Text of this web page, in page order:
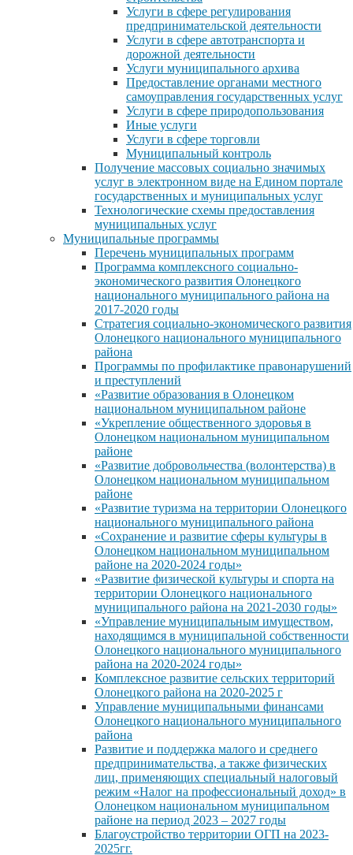
Услуги в сфере регулирования
предпринимательской деятельности
Услуги в сфере автотранспорта и
дорожной деятельности
Услуги муниципального архива
Предоставление органами местного
самоуправления государственных услуг
Услуги в сфере природопользования
Иные услуги
Услуги в сфере торговли
Муниципальный контроль
Получение массовых социально значимых
услуг в электронном виде на Едином портале
государственных и муниципальных услуг
Технологические схемы предоставления
муниципальных услуг
Муниципальные программы
Перечень муниципальных программ
Программа комплексного социально-
экономического развития Олонецкого
национального муниципального района на
2017-2020 годы
Стратегия социально-экономического развития
Олонецкого национального муниципального
района
Программы по профилактике правонарушений
и преступлений
«Развитие образования в Олонецком
национальном муниципальном районе
«Укрепление общественного здоровья в
Олонецком национальном муниципальном
районе
«Развитие добровольчества (волонтерства) в
Олонецком национальном муниципальном
районе
«Развитие туризма на территории Олонецкого
национального муниципального района
«Сохранение и развитие сферы культуры в
Олонецком национальном муниципальном
районе на 2020-2024 годы»
«Развитие физической культуры и спорта на
территории Олонецкого национального
муниципального района на 2021-2030 годы»
«Управление муниципальным имуществом,
находящимся в муниципальной собственности
Олонецкого национального муниципального
района на 2020-2024 годы»
Комплексное развитие сельских территорий
Олонецкого района на 2020-2025 г
Управление муниципальными финансами
Олонецкого национального муниципального
района
Развитие и поддержка малого и среднего
предпринимательства, а также физических
лиц, применяющих специальный налоговый
режим «Налог на профессиональный доход» в
Олонецком национальном муниципальном
районе на период 2023 – 2027 годы
Благоустройство территории ОГП на 2023-
2025гг.